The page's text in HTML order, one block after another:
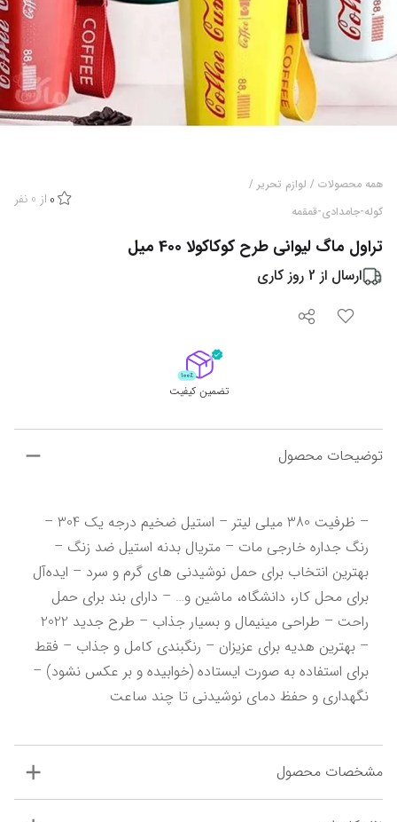
همه محصولات / لوازم تحریر /
کوله-جامدادی-قمقمه
0 از 0 نفر
تراول ماگ لیوانی طرح کوکاکولا 400 میل
ارسال از 2 روز کاری
تضمین کیفیت
توضیحات محصول
نگهداری و حفظ دمای نوشیدنی تا چند ساعت
مشخصات محصول